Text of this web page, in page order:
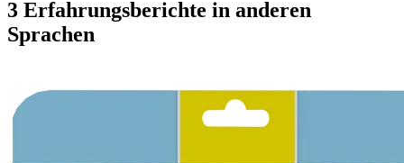
3 Erfahrungsberichte in anderen
Sprachen